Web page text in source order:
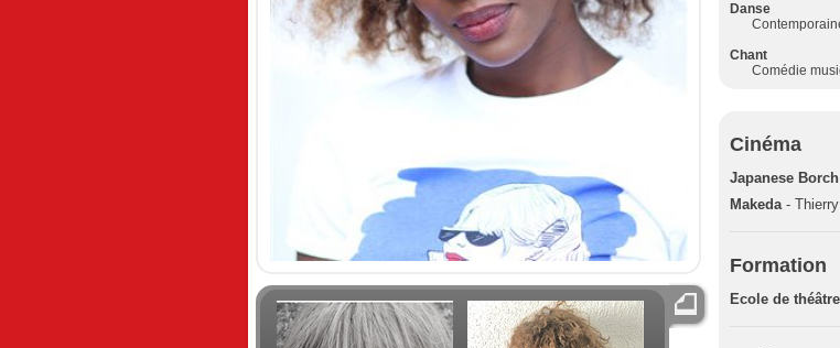
Danse
Chant
Comédie
Cinéma
Japanese Borch
Makeda- Thierry
Formation
Ecole de